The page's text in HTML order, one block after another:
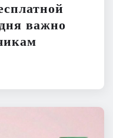
важно